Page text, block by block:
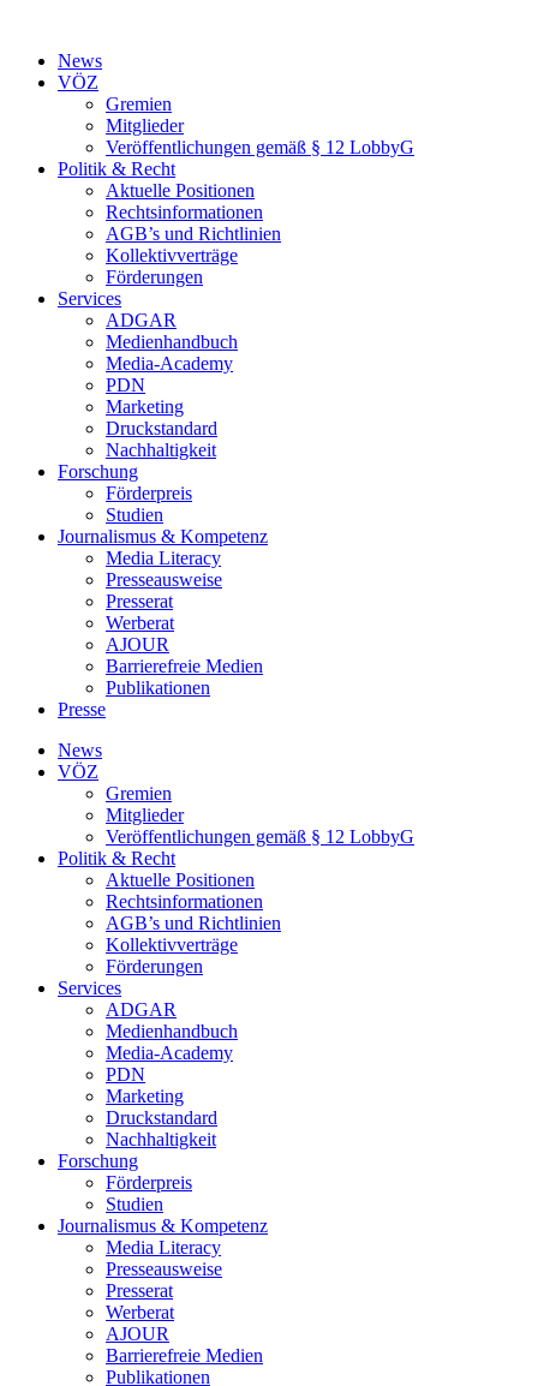
springenNews
VÖZ
Gremien
Mitglieder
Veröffentlichungen gemäß § 12 LobbyG
Politik & Recht
Aktuelle Positionen
Rechtsinformationen
AGB’s und Richtlinien
Kollektivverträge
Förderungen
Services
ADGAR
Medienhandbuch
Media-Academy
PDN
Marketing
Druckstandard
Nachhaltigkeit
Forschung
Förderpreis
Studien
Journalismus & Kompetenz
Media Literacy
Presseausweise
Presserat
Werberat
AJOUR
Barrierefreie Medien
Publikationen
Presse
News
VÖZ
Gremien
Mitglieder
Veröffentlichungen gemäß § 12 LobbyG
Politik & Recht
Aktuelle Positionen
Rechtsinformationen
AGB’s und Richtlinien
Kollektivverträge
Förderungen
Services
ADGAR
Medienhandbuch
Media-Academy
PDN
Marketing
Druckstandard
Nachhaltigkeit
Forschung
Förderpreis
Studien
Journalismus & Kompetenz
Media Literacy
Presseausweise
Presserat
Werberat
AJOUR
Barrierefreie Medien
Publikationen